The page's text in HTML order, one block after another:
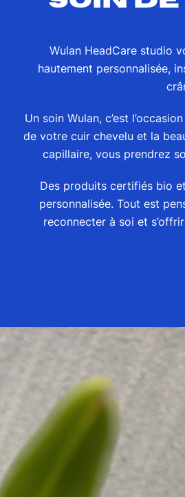
Wulan HeadCare studio
hautement personnalisée,
Un soin Wulan, c’est
de votre cuir chevelu et la
capillaire, vous prendrez
Des produits certifiés bio
personnalisée. Tout est
reconnecter à soi et